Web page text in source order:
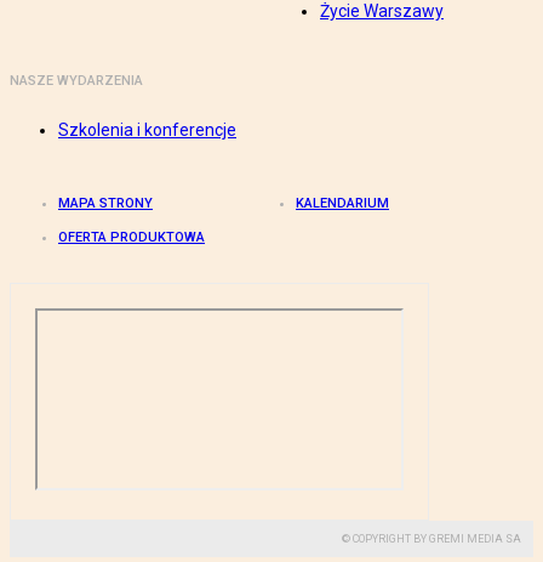
Życie Warszawy
NASZE WYDARZENIA
Szkolenia i konferencje
MAPA STRONY KALENDARIUM
OFERTA PRODUKTOWA
© COPYRIGHT BY GREMI MEDIA SA